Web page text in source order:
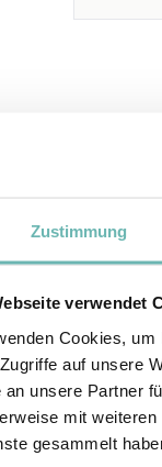
Zustimmung
verwendet
Cookies,
auf unsere
an unsere Partner
mit
gesammelt
T-
zur Stelle,
Stofftier
Foto
ideale
sich große und
Tiere,